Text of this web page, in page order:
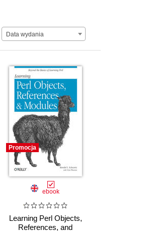
Data wydania
Data wydania
Promocja
ebook
Learning Perl Objects,
References, and